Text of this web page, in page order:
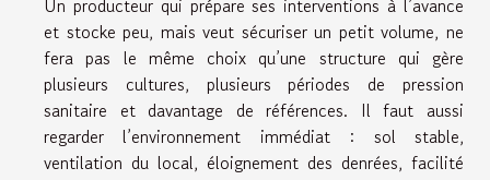
et stocke peu, mais veut sécuriser un petit volume, ne
fera pas le même choix qu’une structure qui gère
plusieurs cultures, plusieurs périodes de pression
sanitaire et davantage de références. Il faut aussi
regarder l’environnement immédiat : sol stable,
ventilation du local, éloignement des denrées, facilité